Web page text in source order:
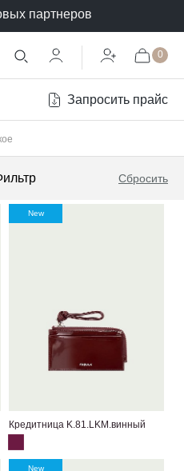
партнеров
0
Запросить прайс
Сбросить
New
Кредитница K.81.LKM.винный
New